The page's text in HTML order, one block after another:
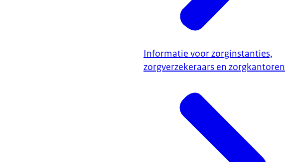
Informatie voor zorginstanties,
zorgverzekeraars en zorgkantoren